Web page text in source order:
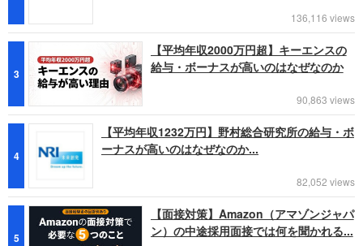
136,116 views
3
【平均年収2000万円超】キーエンスの
給与・ボーナスが高いのはなぜなのか
90,863 views
4
【平均年収1232万円】野村総合研究所の給与・ボ
ーナスが高いのはなぜなのか...
82,052 views
5
【面接対策】Amazon（アマゾンジャパ
ン）の中途採用面接では何を聞かれる...